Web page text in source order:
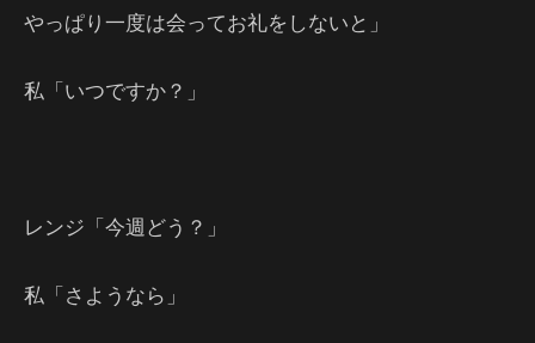
やっぱり一度は会ってお礼をしないと」
私「いつですか？」
レンジ「今週どう？」
私「さようなら」